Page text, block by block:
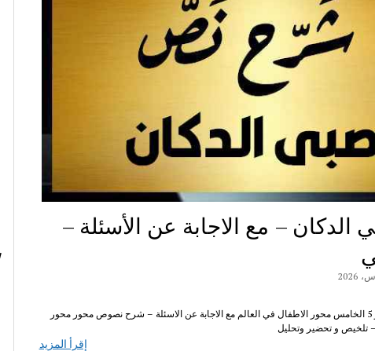
– مع الاجابة عن الأسئلة –
شرح نص صبي الدكان المحور 5 الخامس محور الاطفال في العالم مع الاجابة عن الاسئلة – شرح نصوص محور محور
إقرأ المزيد